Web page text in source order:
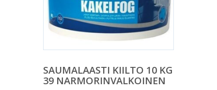
SAUMALAASTI KIILTO 10 KG
39 NARMORINVALKOINEN